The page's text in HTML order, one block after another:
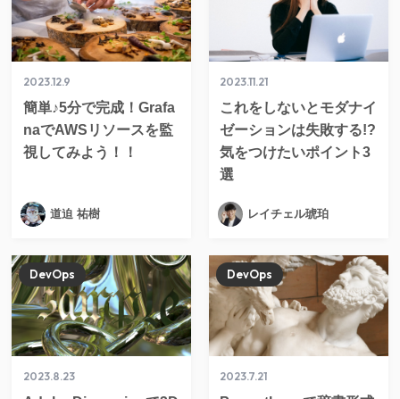
2023.12.9
簡単♪5分で完成！Grafa
naでAWSリソースを監
視してみよう！！
道迫 祐樹
2023.11.21
これをしないとモダナイ
ゼーションは失敗する!?
気をつけたいポイント3
選
レイチェル琥珀
2023.8.23
DevOps
2023.7.21
DevOps